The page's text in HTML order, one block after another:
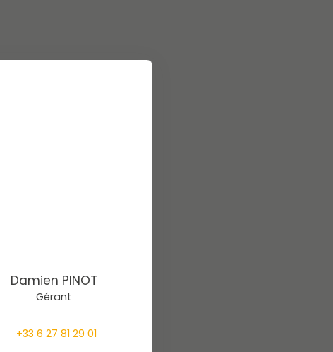
Damien PINOT
Gérant
+33 6 27 81 29 01